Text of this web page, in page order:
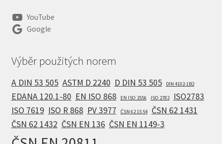
YouTube
Google
Výběr použitých norem
A DIN 53 505 ASTM D 2240 D DIN 53 505 DIN 4102-1B2
EDANA 120.1-80 EN ISO 868 EN ISO 2556 ISO 2782
ISO2783
ISO 7619 ISO R 868 PV 3977 ČSN 62 15 54
ČSN 62 1431
ČSN 62 1432 ČSN EN 136 ČSN EN 1149-3